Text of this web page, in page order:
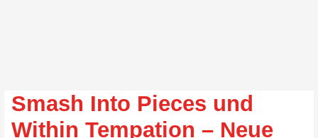
Smash Into Pieces und
Within Tempation – Neue